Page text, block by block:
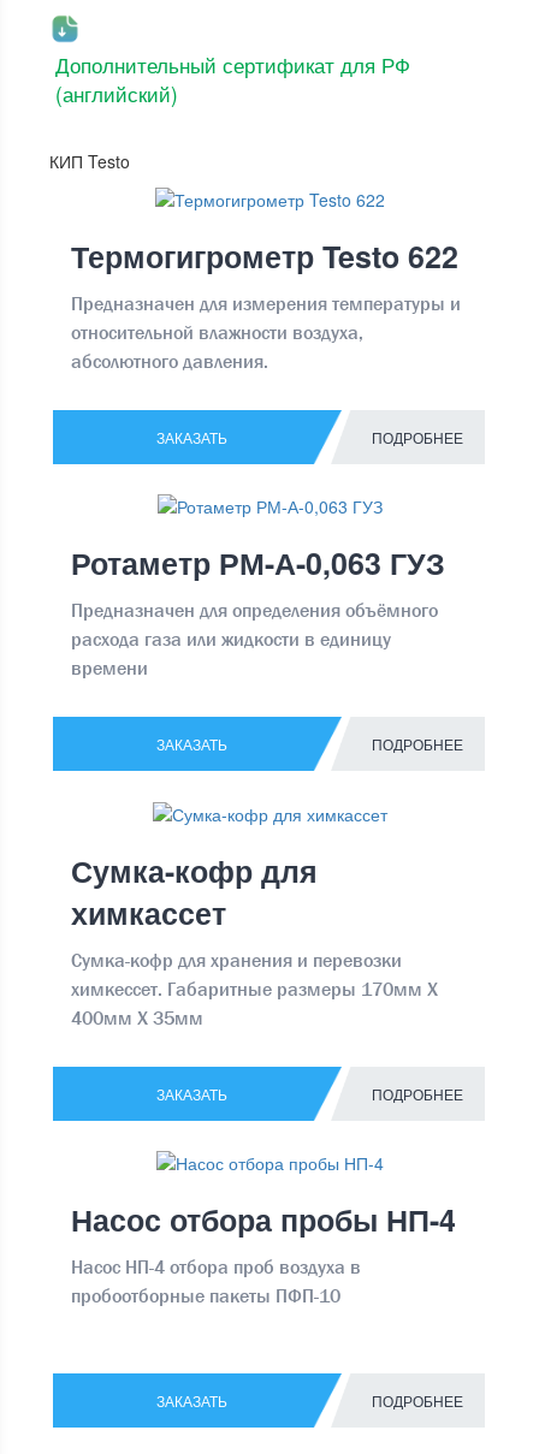
Дополнительный сертификат для РФ
(английский)
КИП Testo
Термогигрометр Testo 622
Предназначен для измерения температуры и
относительной влажности воздуха,
абсолютного давления.
ЗАКАЗАТЬ ПОДРОБНЕЕ
Ротаметр РМ-А-0,063 ГУЗ
Предназначен для определения объёмного
расхода газа или жидкости в единицу
времени
ЗАКАЗАТЬ ПОДРОБНЕЕ
Сумка-кофр для
химкассет
Сумка-кофр для хранения и перевозки
химкессет. Габаритные размеры 170мм Х
400мм Х 35мм
ЗАКАЗАТЬ ПОДРОБНЕЕ
Насос отбора пробы НП-4
Насос НП-4 отбора проб воздуха в
пробоотборные пакеты ПФП-10
ЗАКАЗАТЬ ПОДРОБНЕЕ